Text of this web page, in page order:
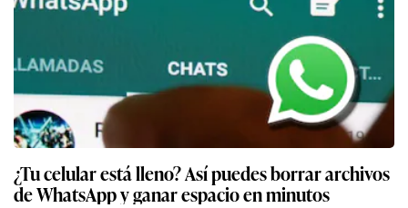
¿Tu celular está lleno? Así puedes borrar archivos
de WhatsApp y ganar espacio en minutos